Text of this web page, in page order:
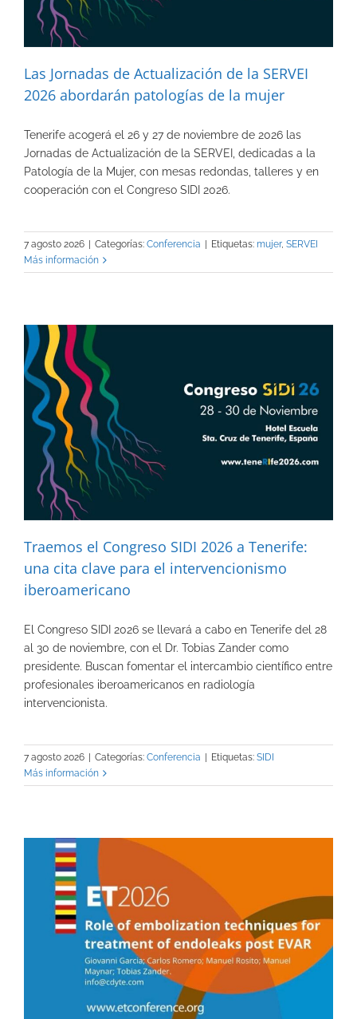
Las Jornadas de Actualización de la SERVEI
2026 abordarán patologías de la mujer
Tenerife acogerá el 26 y 27 de noviembre de 2026 las
Jornadas de Actualización de la SERVEI, dedicadas a la
Patología de la Mujer, con mesas redondas, talleres y en
cooperación con el Congreso SIDI 2026.
7 agosto 2026 Categorías: Conferencia Etiquetas: mujer, SERVEI
Más información
Traemos el Congreso SIDI 2026 a Tenerife:
una cita clave para el intervencionismo
iberoamericano
El Congreso SIDI 2026 se llevará a cabo en Tenerife del 28
al 30 de noviembre, con el Dr. Tobias Zander como
presidente. Buscan fomentar el intercambio científico entre
profesionales iberoamericanos en radiología
intervencionista.
7 agosto 2026 | Categorías: Conferencia | Etiquetas: SIDI
Más información